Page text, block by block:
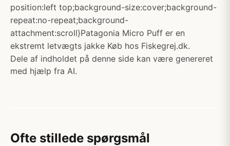
position:left top;background-size:cover;background-
repeat:no-repeat;background-
attachment:scroll}Patagonia Micro Puff er en
ekstremt letvægts jakke Køb hos Fiskegrej.dk.
Dele af indholdet på denne side kan være genereret
med hjælp fra AI.
Ofte stillede spørgsmål